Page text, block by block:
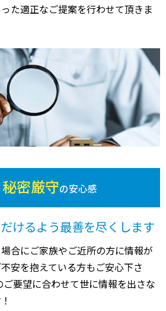
た適正なご提案を行わせて頂きま
秘密厳守の安心感
けるよう最善を尽くします
合にご家族やご近所の方に情報が
安を抱えている方もご安心下さ
要望に合わせて世に情報を出さな